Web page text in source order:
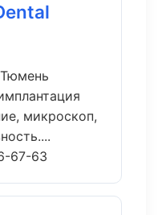
микроскоп,
67-63